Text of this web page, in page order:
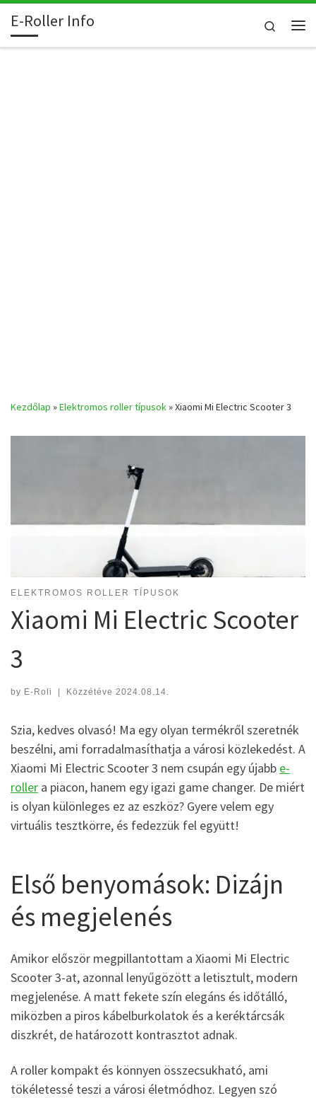
Skip to content
E-Roller Info
Search
Kezdőlap »Elektromos roller típusok»Xiaomi Mi Electric Scooter 3
ELEKTROMOS ROLLER TÍPUSOK
Xiaomi Mi Electric Scooter
3
by E-Roli Közzétéve 2024.08.14.
Szia, kedves olvasó! Ma egy olyan termékről szeretnék
beszélni, ami forradalmasíthatja a városi közlekedést. A
Xiaomi Mi Electric Scooter 3 nem csupán egy újabb e-
roller a piacon, hanem egy igazi game changer. De miért
is olyan különleges ez az eszköz? Gyere velem egy
virtuális tesztkörre, és fedezzük fel együtt!
Első benyomások: Dizájn
és megjelenés
Amikor először megpillantottam a Xiaomi Mi Electric
Scooter 3-at, azonnal lenyűgözött a letisztult, modern
megjelenése. A matt fekete szín elegáns és időtálló,
miközben a piros kábelburkolatok és a keréktárcsák
diszkrét, de határozott kontrasztot adnak.
A roller kompakt és könnyen összecsukható, ami
tökéletessé teszi a városi életmódhoz. Legyen szó